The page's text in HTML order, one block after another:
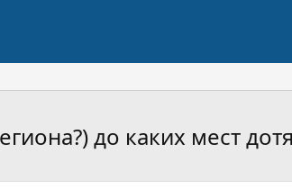
до каких мест